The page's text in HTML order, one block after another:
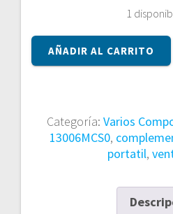
1
Componente
13006MCS0
AÑADIR AL CARRITO
Categoría: Varios
13006MCS0,
portatil,